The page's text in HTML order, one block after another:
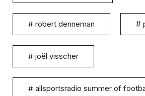
# robert denneman #
# joël visscher
# allsportsradio summer of